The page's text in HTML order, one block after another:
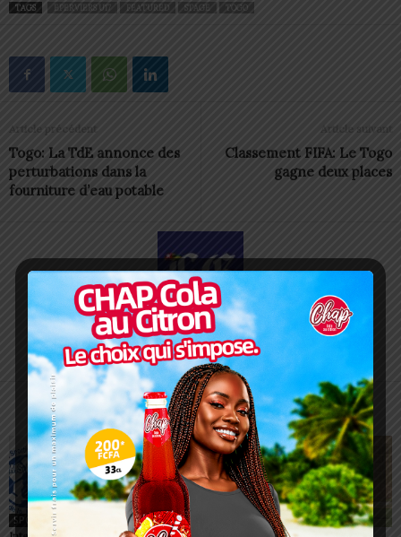
TAGS EPERVIERS U17 FEATURED STAGE TOGO
Article précédent
Togo: La TdE annonce des
perturbations dans la
fourniture d’eau potable
Article suivant
Classement FIFA: Le Togo
gagne deux places
Redaction
https://lomegraph.tg/
ARTICLES CONNEXES PLUS DE L'AUTEUR
SPORT
SPORT
SPORT